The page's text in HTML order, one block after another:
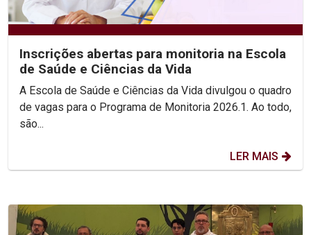
Inscrições abertas para monitoria na Escola
de Saúde e Ciências da Vida
A Escola de Saúde e Ciências da Vida divulgou o quadro
de vagas para o Programa de Monitoria 2026.1. Ao todo,
são...
LER MAIS